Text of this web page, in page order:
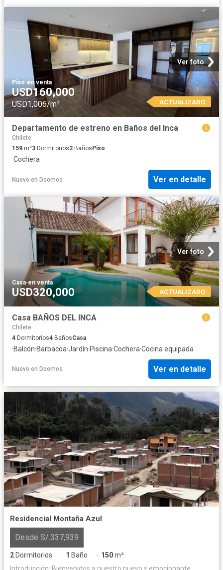
Ver foto
Piso·en venta
USD160,000
USD1,006/m² ACTUALIZADO
Departamento de estreno en Baños del Inca
Chilete
159 m²3 Dormitorios2 Baños Piso
·Cochera
Nuevo en Doomos Ver en detalle
Ver foto
Casa·en venta
USD320,000 ACTUALIZADO
Casa BAÑOS DEL INCA
Chilete
4 Dormitorios4 BañosCasa
·Balcón·Barbacoa·Jardín·Piscina·Cochera·Cocina equipada
Nuevo en Doomos Ver en detalle
Residencial Montaña Azul
Desde S/.337,939
2 Dormitorios · 1 Baño · 150m²